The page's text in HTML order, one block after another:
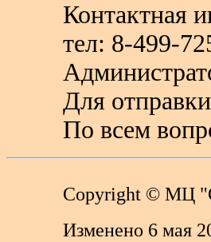
Контактная
тел: 8-499-
Для
По всем
Copyright © МЦ
Изменено 6 мая